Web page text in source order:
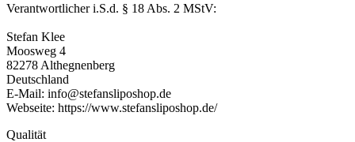
Verantwortlicher i.S.d. § 18 Abs. 2 MStV:
Stefan Klee
Moosweg 4
82278 Althegnenberg
Deutschland
E-Mail: info@stefansliposhop.de
Webseite: https://www.stefansliposhop.de/
Qualität